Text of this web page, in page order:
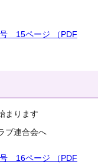
15ページ （PDF
まります
ブ連合会へ
16ページ （PDF